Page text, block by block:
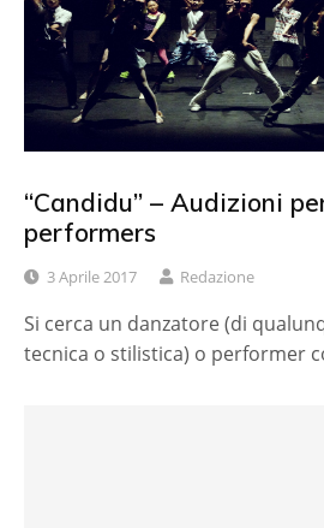
“Candidu” – Audizioni
performers
3 Aprile 2017 Redazione
Si cerca un danzatore (di
tecnica o stilistica) o performer